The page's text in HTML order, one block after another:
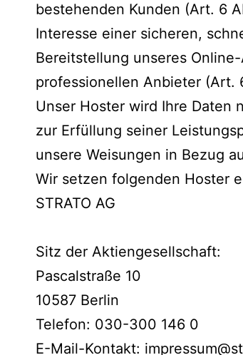
bestehenden Kunden (Art. 6
Interesse einer sicheren,
Bereitstellung unseres
professionellen Anbieter (Art.
Unser Hoster wird Ihre Daten
zur Erfüllung seiner
unsere Weisungen in Bezug
Wir setzen folgenden Hoster
STRATO AG
Sitz der Aktiengesellschaft:
Pascalstraße 10
10587 Berlin
Telefon: 030-300 146 0
E-Mail-Kontakt: